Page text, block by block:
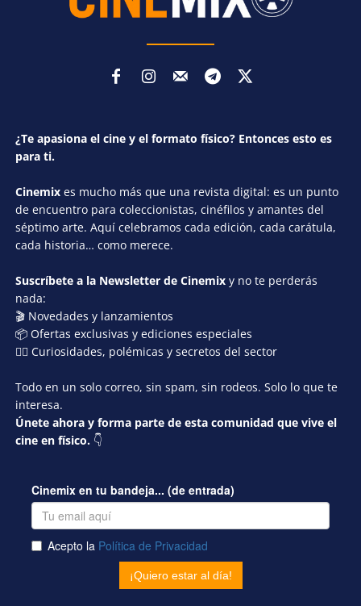
¿Te apasiona el cine y el formato físico? Entonces esto es
para ti.
Cinemix es mucho más que una revista digital: es un punto
de encuentro para coleccionistas, cinéfilos y amantes del
séptimo arte. Aquí celebramos cada edición, cada carátula,
cada historia… como merece.
Suscríbete a la Newsletter de Cinemix y no te perderás
nada:
🎬 Novedades y lanzamientos
📦 Ofertas exclusivas y ediciones especiales
🕵️‍♂️ Curiosidades, polémicas y secretos del sector
Todo en un solo correo, sin spam, sin rodeos. Solo lo que te
interesa.
Únete ahora y forma parte de esta comunidad que vive el
cine en físico. 👇